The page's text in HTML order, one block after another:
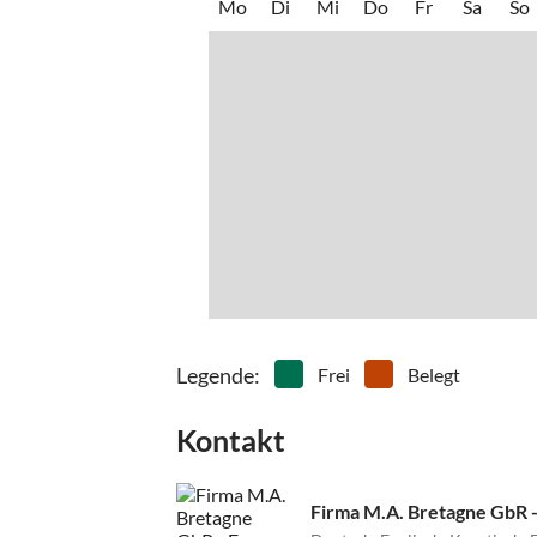
Mo Di Mi Do Fr Sa So
Legende: Frei Belegt
Kontakt
Firma M.A. Bretagne